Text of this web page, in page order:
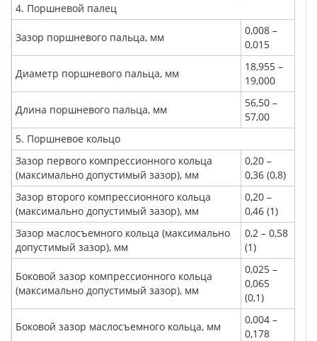
4. Поршневой палец
Зазор поршневого пальца, мм
0,008 –
0,015
Диаметр поршневого пальца, мм
18,955 –
19,000
Длина поршневого пальца, мм
56,50 –
57,00
5. Поршневое кольцо
Зазор первого компрессионного кольца
(максимально допустимый зазор), мм
0,20 –
0,36 (0,8)
Зазор второго компрессионного кольца
(максимально допустимый зазор), мм
0,20 –
0,46 (1)
Зазор маслосъемного кольца (максимально
допустимый зазор), мм
0,2 – 0,58
(1)
Боковой зазор компрессионного кольца
(максимально допустимый зазор), мм
0,025 –
0,065
(0,1)
Боковой зазор маслосъемного кольца, мм
0,004 –
0,178